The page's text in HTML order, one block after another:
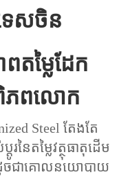
េសចិន
តម្លៃដែក
ភពលោក
Steel តែងតែ
រនៃតម្លៃវត្ថុធាតុដើម
ចជាគោលនយោបាយ